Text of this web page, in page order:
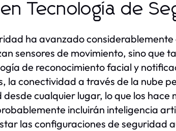
Tecnología de
ha avanzado
sensores de movimiento, sino que
de reconocimiento facial y
la conectividad a través de la nube
cualquier lugar, lo que los hace
incluirán inteligencia
las configuraciones de seguridad